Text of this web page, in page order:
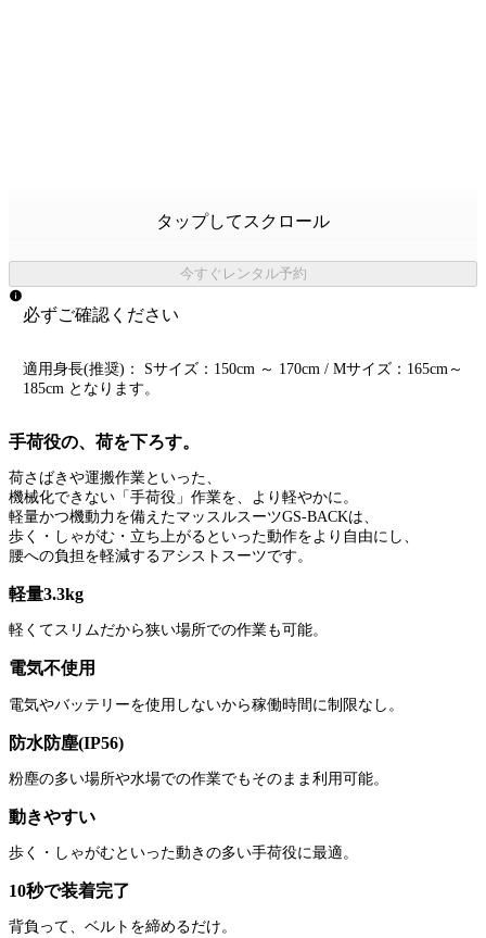
タップしてスクロール
今すぐレンタル予約
必ずご確認ください
適用身長(推奨)： Sサイズ：150cm ～ 170cm / Mサイズ：165cm～
185cm となります。
手荷役の、荷を下ろす。
荷さばきや運搬作業といった、
機械化できない「手荷役」作業を、より軽やかに。
軽量かつ機動力を備えたマッスルスーツGS-BACKは、
歩く・しゃがむ・立ち上がるといった動作をより自由にし、
腰への負担を軽減するアシストスーツです。
軽量3.3kg
軽くてスリムだから狭い場所での作業も可能。
電気不使用
電気やバッテリーを使用しないから稼働時間に制限なし。
防水防塵(IP56)
粉塵の多い場所や水場での作業でもそのまま利用可能。
動きやすい
歩く・しゃがむといった動きの多い手荷役に最適。
10秒で装着完了
背負って、ベルトを締めるだけ。